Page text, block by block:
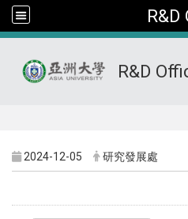
R&D
R&D
2024-12-05 研究發展處